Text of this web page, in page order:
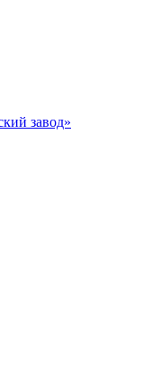
завод»